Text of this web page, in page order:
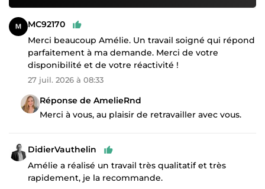
MC92170
Merci beaucoup Amélie. Un travail soigné qui répond
parfaitement à ma demande. Merci de votre
disponibilité et de votre réactivité !
27 juil. 2026 à 08:33
Réponse de AmelieRnd
Merci à vous, au plaisir de retravailler avec vous.
DidierVauthelin
Amélie a réalisé un travail très qualitatif et très
rapidement, je la recommande.